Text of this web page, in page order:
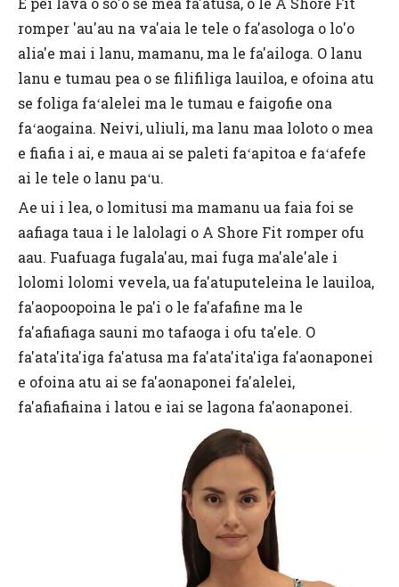
romper 'au'au na va'aia le tele o fa'asologa o lo'o
alia'e mai i lanu, mamanu, ma le fa'ailoga. O lanu
lanu e tumau pea o se filifiliga lauiloa, e ofoina atu
se foliga faʻalelei ma le tumau e faigofie ona
faʻaogaina. Neivi, uliuli, ma lanu maa loloto o mea
e fiafia i ai, e maua ai se paleti faʻapitoa e faʻafefe
ai le tele o lanu paʻu.
Ae ui i lea, o lomitusi ma mamanu ua faia foi se
aafiaga taua i le lalolagi o A Shore Fit romper ofu
aau. Fuafuaga fugala'au, mai fuga ma'ale'ale i
lolomi lolomi vevela, ua fa'atuputeleina le lauiloa,
fa'aopoopoina le pa'i o le fa'afafine ma le
fa'afiafiaga sauni mo tafaoga i ofu ta'ele. O
fa'ata'ita'iga fa'atusa ma fa'ata'ita'iga fa'aonaponei
e ofoina atu ai se fa'aonaponei fa'alelei,
fa'afiafiaina i latou e iai se lagona fa'aonaponei.